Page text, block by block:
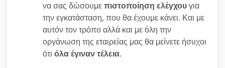
να σας δώσουμεπιστοποίηση ελέγχουγια
την εγκατάσταση, που θα έχουμε κάνει. Και με
αυτόν τον τρόπο αλλά και με όλη την
οργάνωση της εταιρείας μας θα μείνετε ήσυχοι
ότι όλα έγιναν τέλεια.